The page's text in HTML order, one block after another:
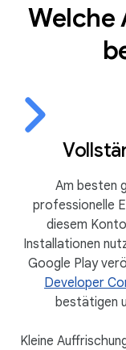
Welche
Am besten
professionelle
diesem
Installationen
Google Play
Developer
bestätigen
Kleine